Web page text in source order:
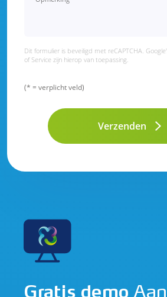
Dit formulier is beveiligd met reCAPTCHA.
of Service zijn hierop van toepassing.
(* = verplicht veld)
Verzenden